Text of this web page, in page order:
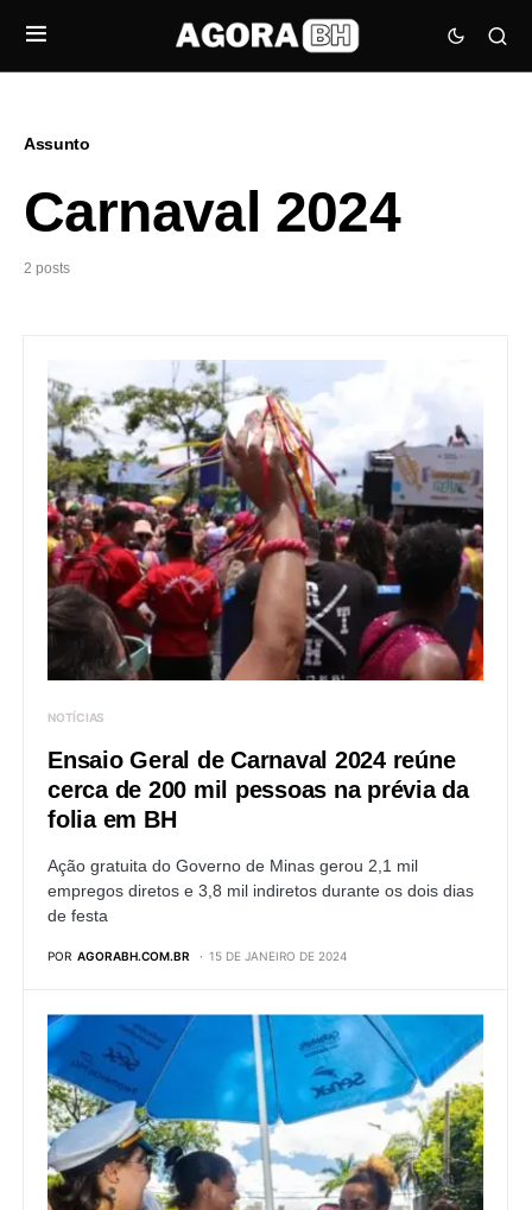
Assunto
Carnaval 2024
2 posts
NOTÍCIAS
Ensaio Geral de Carnaval 2024 reúne
cerca de 200 mil pessoas na prévia da
folia em BH
Ação gratuita do Governo de Minas gerou 2,1 mil
empregos diretos e 3,8 mil indiretos durante os dois dias
de festa
POR AGORABH.COM.BR 15 DE JANEIRO DE 2024